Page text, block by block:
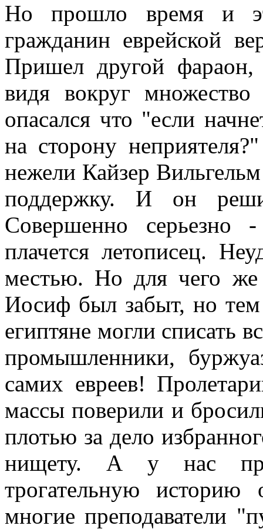
Hо прошло время и
гражданин еврейской
Пришел другой
видя вокруг
опасался что "если
на сторону
нежели Кайзер
поддержку. И он
Совершенно серьезно
плачется летописец.
местью. Hо для чего
Иосиф был забыт, но
египтяне могли списать
промышленники,
самих евреев!
массы поверили и
плотью за дело
нищету. А у нас
трогательную
многие преподаватели